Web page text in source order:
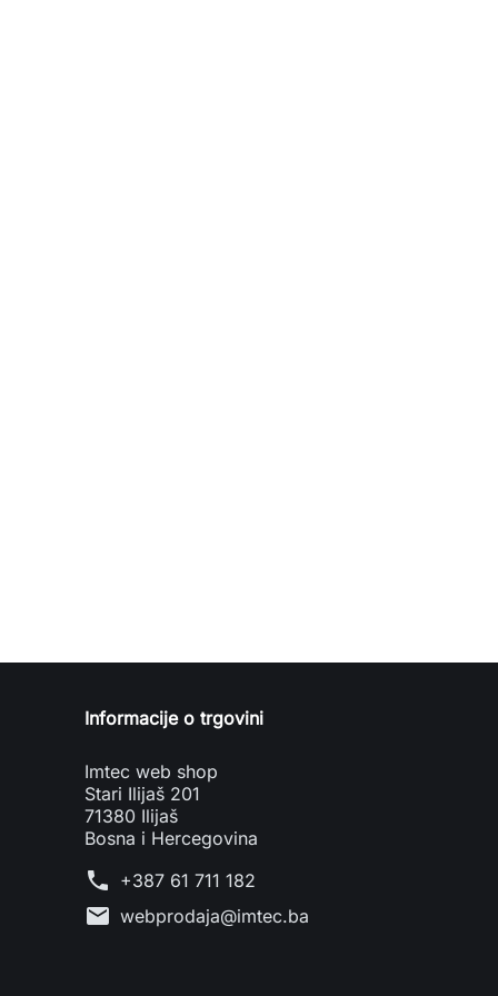
Informacije o trgovini
Imtec web shop
Stari Ilijaš 201
71380 Ilijaš
Bosna i Hercegovina
phone +387 61 711 182
mail webprodaja@imtec.ba